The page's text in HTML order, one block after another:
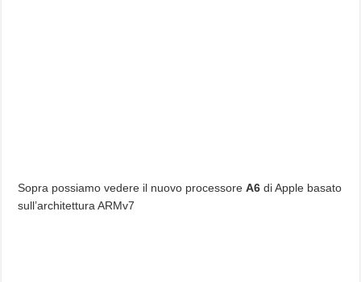
Sopra possiamo vedere il nuovo processoreA6 di Apple basato
sull’architettura ARMv7